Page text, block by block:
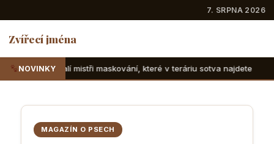
7. SRPNA 2026
Zvířecí jména
NOVINKY
maskování, které v teráriu sotva najdete Suchozemské
MAGAZÍN O PSECH